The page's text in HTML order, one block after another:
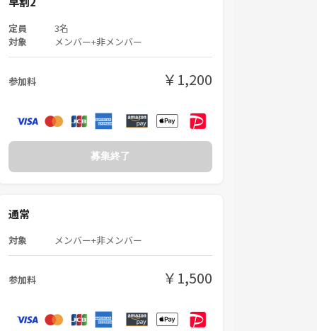
定員 3名
対象
メンバー+非メンバー
参加料 ￥1,200
募集終了
通常
対象 メンバー+非メンバー
参加料 ￥1,500